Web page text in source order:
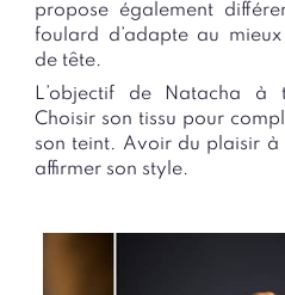
propose également
foulard d’adapte au
de tête.
L’objectif de Natacha à
Choisir son tissu pour
son teint. Avoir du plaisir
affirmer son style.